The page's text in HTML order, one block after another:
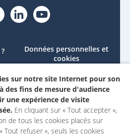
Données personnelles et
cookies
Accessibilité : non
conforme
Mentions légales
sur notre site Internet pour son
des fins de mesure d'audience
une expérience de visite
En cliquant sur « Tout accepter »,
de tous les cookies placés sur
Tout refuser », seuls les cookies